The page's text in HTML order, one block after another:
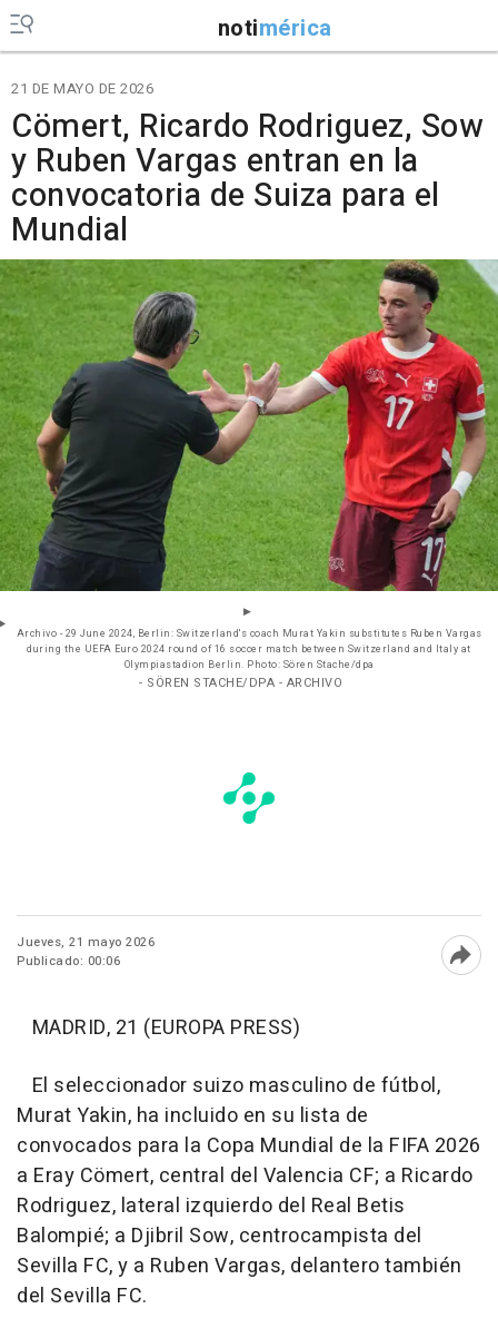
notimérica
21 DE MAYO DE 2026
Cömert, Ricardo Rodriguez, Sow
y Ruben Vargas entran en la
convocatoria de Suiza para el
Mundial
Archivo - 29 June 2024, Berlin: Switzerland's coach Murat Yakin substitutes Ruben Vargas
during the UEFA Euro 2024 round of 16 soccer match between Switzerland and Italy at
Olympiastadion Berlin. Photo: Sören Stache/dpa
- SÖREN STACHE/DPA - ARCHIVO
Jueves, 21 mayo 2026
Publicado: 00:06
MADRID, 21 (EUROPA PRESS)
El seleccionador suizo masculino de fútbol,
Murat Yakin, ha incluido en su lista de
convocados para la Copa Mundial de la FIFA 2026
a Eray Cömert, central del Valencia CF; a Ricardo
Rodriguez, lateral izquierdo del Real Betis
Balompié; a Djibril Sow, centrocampista del
Sevilla FC, y a Ruben Vargas, delantero también
del Sevilla FC.